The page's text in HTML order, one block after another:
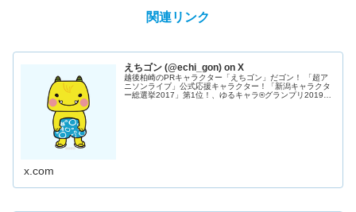
関連リンク
えちゴン (@echi_gon) on X
越後柏崎のPRキャラクター「えちゴン」だゴン！ 「超ア
ニソンライブ」公式応援キャラクター！「新潟キャラクタ
ー総選挙2017」第1位！、ゆるキャラ®グランプリ2019は
x.com